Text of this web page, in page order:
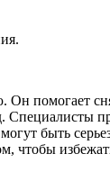
Он помогает
быть
чтобы